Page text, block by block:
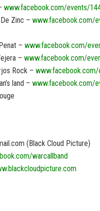
www.facebook.com/events/
Zinc – www.facebook.com/
– www.facebook.com/
– www.facebook.com/
Rock –
land – www.facebook.com/
(Black Cloud Picture)
warcallband